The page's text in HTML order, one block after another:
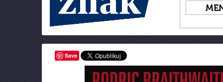
Save